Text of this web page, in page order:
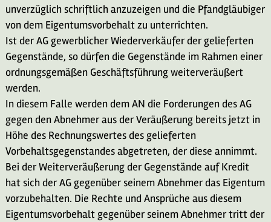
unverzüglich schriftlich anzuzeigen und die Pfandgläubiger
von dem Eigentumsvorbehalt zu unterrichten.
Ist der AG gewerblicher Wiederverkäufer der gelieferten
Gegenstände, so dürfen die Gegenstände im Rahmen einer
ordnungsgemäßen Geschäftsführung weiterveräußert
werden.
In diesem Falle werden dem AN die Forderungen des AG
gegen den Abnehmer aus der Veräußerung bereits jetzt in
Höhe des Rechnungswertes des gelieferten
Vorbehaltsgegenstandes abgetreten, der diese annimmt.
Bei der Weiterveräußerung der Gegenstände auf Kredit
hat sich der AG gegenüber seinem Abnehmer das Eigentum
vorzubehalten. Die Rechte und Ansprüche aus diesem
Eigentumsvorbehalt gegenüber seinem Abnehmer tritt der